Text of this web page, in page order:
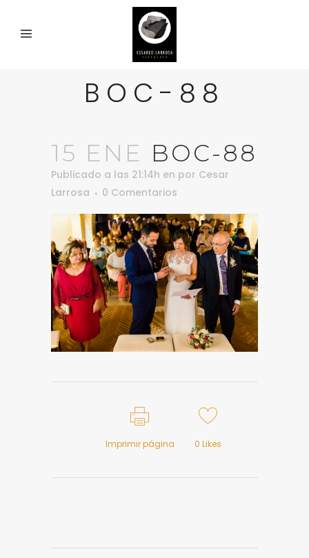
BOC-88
15 ENE BOC-88
Publicado a las 21:14h en por Cesar
Larrosa
0 Comentarios
Imprimir página 0 Likes